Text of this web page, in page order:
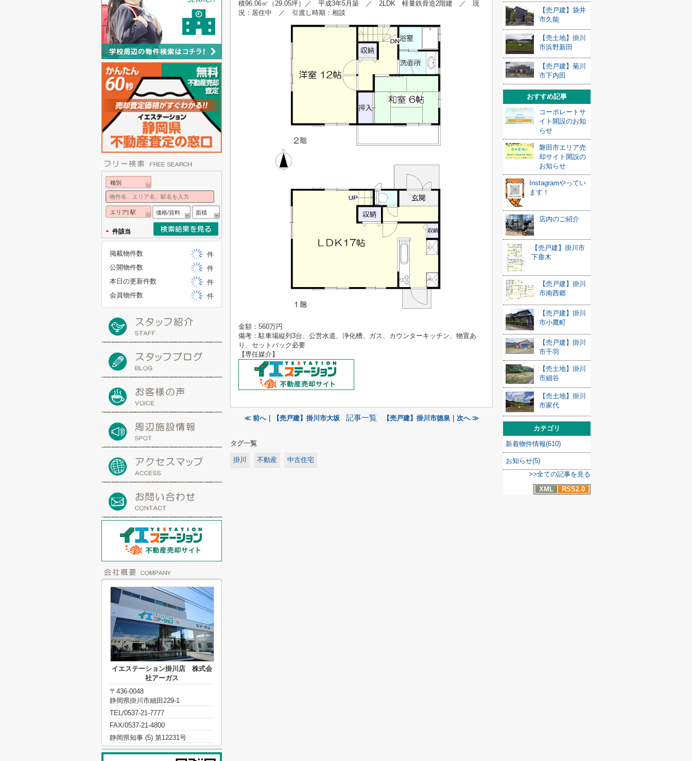
積96.06㎡（29.05坪）／ 平成3年5月築 ／ 2LDK 軽量鉄骨造2階建 ／ 現
況：居住中 ／ 引渡し時期：相談
金額：560万円
備考： 駐車場縦列3台、公営水道、浄化槽、ガス、カウンターキッチン、物置あ
り、セットバック必要
【専任媒介】
≪ 前へ｜【売戸建】掛川市大坂 記事一覧 【売戸建】掛川市徳泉｜次へ ≫
タグ一覧
掛川 不動産 中古住宅
【売戸建】袋井
市久能
【売土地】掛川
市浜野新田
【売戸建】菊川
市下内田
おすすめ記事
コーポレートサ
イト開設のお知
らせ
磐田市エリア売
却サイト開設の
お知らせ
Instagramやってい
ます！
店内のご紹介
【売戸建】掛川市
下垂木
【売戸建】掛川
市南西郷
【売戸建】掛川
市小鷹町
【売戸建】掛川
市千羽
【売土地】掛川
市細谷
【売土地】掛川
市家代
カテゴリ
新着物件情報(610)
お知らせ(5)
>>全ての記事を見る
XML
RSS2.0
種別
エリア| 駅 価格/賃料 面積
- 件該当
掲載物件数
件
公開物件数
件
本日の更新件数
件
会員物件数
件
イエステーション掛川店 株式会
社アーガス
〒436-0048
静岡県掛川市細田229-1
TEL/0537-21-7777
FAX/0537-21-4800
静岡県知事 (5) 第12231号